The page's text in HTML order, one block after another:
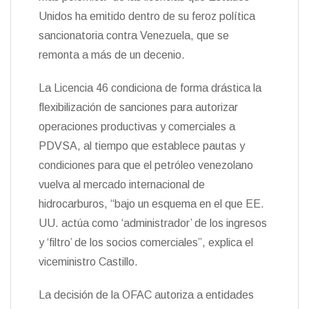
Unidos ha emitido dentro de su feroz política
sancionatoria contra Venezuela, que se
remonta a más de un decenio.
La Licencia 46 condiciona de forma drástica la
flexibilización de sanciones para autorizar
operaciones productivas y comerciales a
PDVSA, al tiempo que establece pautas y
condiciones para que el petróleo venezolano
vuelva al mercado internacional de
hidrocarburos, “bajo un esquema en el que EE.
UU. actúa como ‘administrador’ de los ingresos
y ‘filtro’ de los socios comerciales”, explica el
viceministro Castillo.
La decisión de la OFAC autoriza a entidades